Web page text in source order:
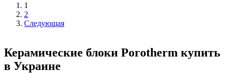
1
2
Следующая
Керамические блоки Porotherm купить
в Украине